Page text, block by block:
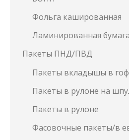
Фольга кашированная
Ламинированная бумага
Пакеты ПНД/ПВД
Пакеты вкладышы в
Пакеты в рулоне на
Пакеты в рулоне
Фасовочные пакеты/в